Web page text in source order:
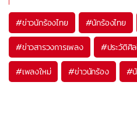
#ข่าวนักร้องไทย #นักร้องไทย
#ข่าวสารวงการเพลง #ประวัติศิ
#เพลงใหม่ #ข่าวนักร้อง #